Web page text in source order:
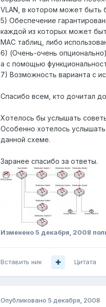
VLAN, в котором может быть
5) Обеспечение
каждой из которых может
MAC таблиц, либо
6) (Очень-очень
а с помощью
7) Возможность варианта с
Спасибо всем, кто дочитал
Хотелось бы услышать
Особенно хотелось
данной схеме.
Заранее спасибо за ответы.
Изменено 5 декабря, 2008
Вставить ник Цитата
Опубликовано 5 декабря, 2008